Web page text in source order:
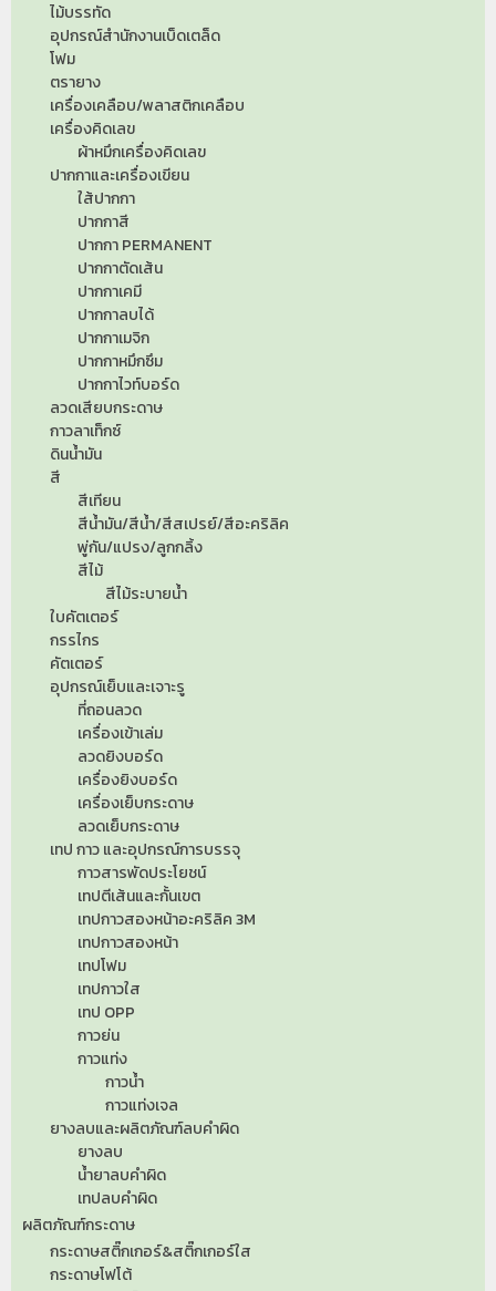
ไม้บรรทัด
อุปกรณ์สำนักงานเบ็ดเตล็ด
โฟม
ตรายาง
เครื่องเคลือบ/พลาสติกเคลือบ
เครื่องคิดเลข
ผ้าหมึกเครื่องคิดเลข
ปากกาและเครื่องเขียน
ใส้ปากกา
ปากกาสี
ปากกา PERMANENT
ปากกาตัดเส้น
ปากกาเคมี
ปากกาลบได้
ปากกาเมจิก
ปากกาหมึกซึม
ปากกาไวท์บอร์ด
ลวดเสียบกระดาษ
กาวลาเท็กซ์
ดินน้ำมัน
สี
สีเทียน
สีน้ำมัน/สีน้ำ/สีสเปรย์/สีอะคริลิค
พู่กัน/แปรง/ลูกกลิ้ง
สีไม้
สีไม้ระบายน้ำ
ใบคัตเตอร์
กรรไกร
คัตเตอร์
อุปกรณ์เย็บและเจาะรู
ที่ถอนลวด
เครื่องเข้าเล่ม
ลวดยิงบอร์ด
เครื่องยิงบอร์ด
เครื่องเย็บกระดาษ
ลวดเย็บกระดาษ
เทป กาว และอุปกรณ์การบรรจุ
กาวสารพัดประโยชน์
เทปตีเส้นและกั้นเขต
เทปกาวสองหน้าอะคริลิค 3M
เทปกาวสองหน้า
เทปโฟม
เทปกาวใส
เทป OPP
กาวย่น
กาวแท่ง
กาวน้ำ
กาวแท่งเจล
ยางลบและผลิตภัณฑ์ลบคำผิด
ยางลบ
น้ำยาลบคำผิด
เทปลบคำผิด
ผลิตภัณฑ์กระดาษ
กระดาษสติ๊กเกอร์&สติ๊กเกอร์ใส
กระดาษโฟโต้